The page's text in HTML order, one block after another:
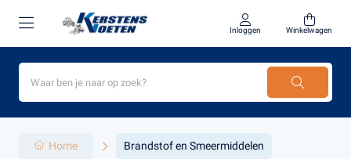
Inloggen Winkelwagen
Home Brandstof en Smeermiddelen